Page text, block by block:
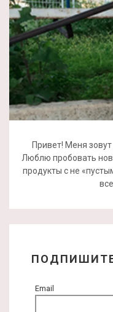
Привет! Меня
Люблю пробовать
продукты с не
Email